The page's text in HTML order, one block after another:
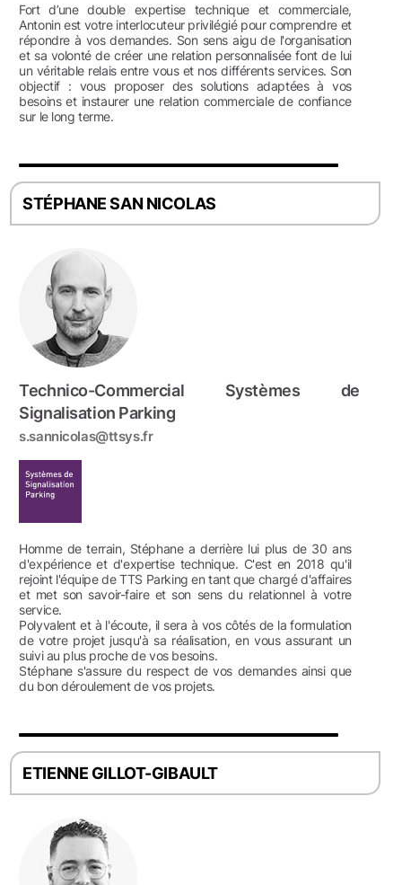
Fort d’une double expertise technique et commerciale,
Antonin est votre interlocuteur privilégié pour comprendre et
répondre à vos demandes. Son sens aigu de l'organisation
et sa volonté de créer une relation personnalisée font de lui
un véritable relais entre vous et nos différents services. Son
objectif : vous proposer des solutions adaptées à vos
besoins et instaurer une relation commerciale de confiance
sur le long terme.
STÉPHANE SAN NICOLAS
Technico-Commercial Systèmes de
Signalisation Parking
s.sannicolas@ttsys.fr
Homme de terrain, Stéphane a derrière lui plus de 30 ans
d'expérience et d'expertise technique. C'est en 2018 qu'il
rejoint l'équipe de TTS Parking en tant que chargé d'affaires
et met son savoir-faire et son sens du relationnel à votre
service.
Polyvalent et à l'écoute, il sera à vos côtés de la formulation
de votre projet jusqu'à sa réalisation, en vous assurant un
suivi au plus proche de vos besoins.
Stéphane s'assure du respect de vos demandes ainsi que
du bon déroulement de vos projets.
ETIENNE GILLOT-GIBAULT